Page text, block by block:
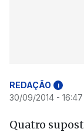
REDAÇÃO i
30/09/2014 - 16:47
Quatro